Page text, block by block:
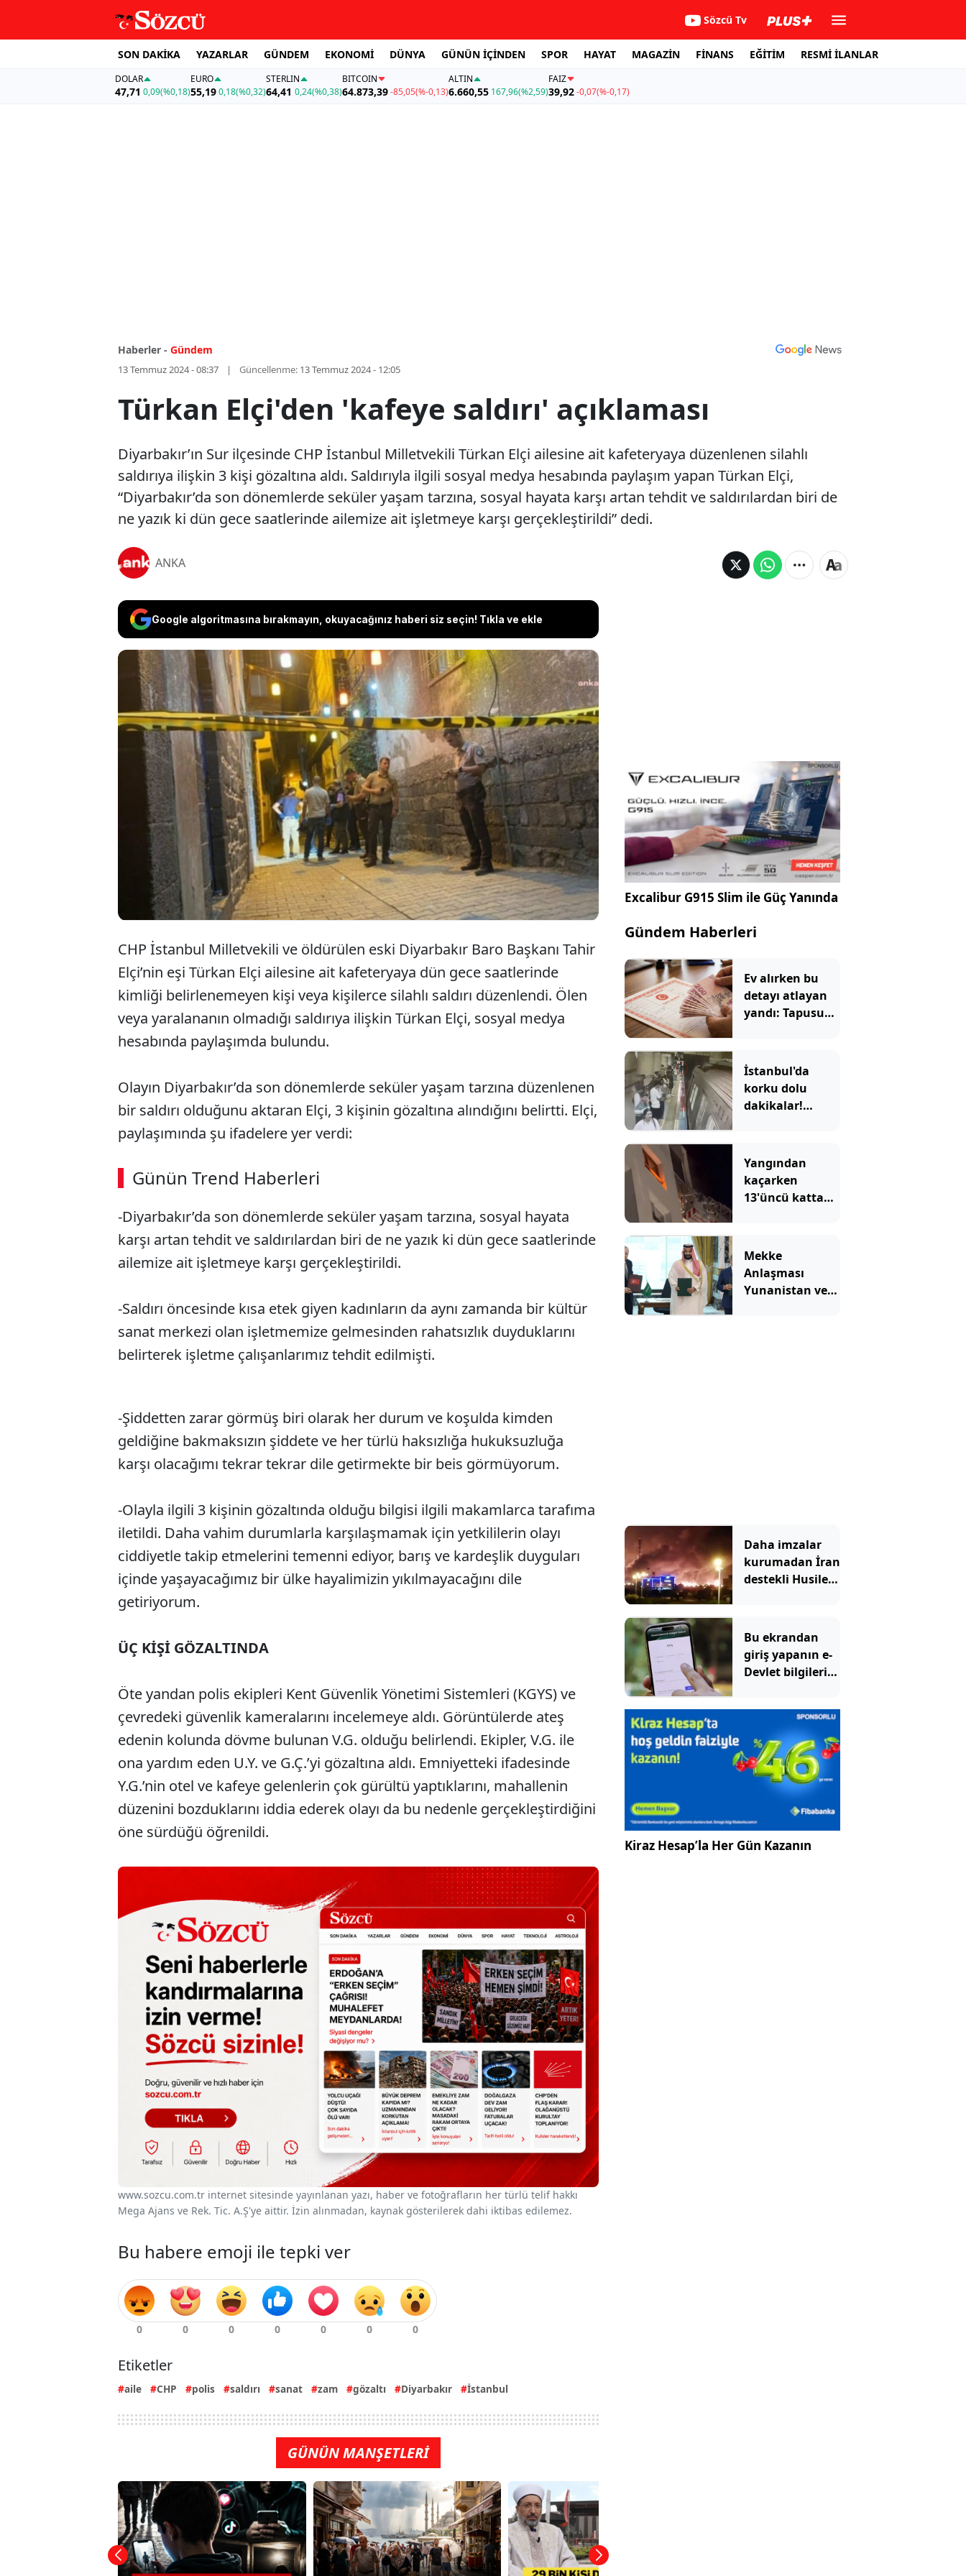
Sözcü Tv
SON DAKİKA YAZARLAR GÜNDEM EKONOMİ DÜNYA GÜNÜN İÇİNDEN SPOR HAYAT MAGAZİN FİNANS EĞİTİM RESMİ İLANLAR
DOLAR
47,71 0,09(%0,18)
EURO
55,19 0,18(%0,32)
STERLIN
64,41 0,24(%0,38)
BITCOIN
64.873,39-85,05(%-0,13)
ALTIN
6.660,55 167,96(%2,59)
FAİZ
39,92-0,07(%-0,17)
Haberler - Gündem
13 Temmuz 2024 - 08:37 Güncellenme: 13 Temmuz 2024 - 12:05
Türkan Elçi'den 'kafeye saldırı' açıklaması
Diyarbakır’ın Sur ilçesinde CHP İstanbul Milletvekili Türkan Elçi ailesine ait kafeteryaya düzenlenen silahlı
saldırıya ilişkin 3 kişi gözaltına aldı. Saldırıyla ilgili sosyal medya hesabında paylaşım yapan Türkan Elçi,
“Diyarbakır’da son dönemlerde seküler yaşam tarzına, sosyal hayata karşı artan tehdit ve saldırılardan biri de
ne yazık ki dün gece saatlerinde ailemize ait işletmeye karşı gerçekleştirildi” dedi.
ANKA
Google algoritmasına bırakmayın, okuyacağınız haberi siz seçin! Tıkla ve ekle
Diyarbakır’ın Sur ilçesinde CHP İstanbul Milletvekili Türkan Elçi ailesine
ait kafeteryaya düzenlenen silahlı saldırıya ilişkin 3 kişi gözaltına aldı.
Saldırıyla ilgili sosyal medya hesabında paylaşım yapan Türkan Elçi,
“Diyarbakır’da son dönemlerde seküler yaşam tarzına, sosyal hayata
karşı artan tehdit ve saldırılardan biri de ne yazık ki dün gece
saatlerinde ailemize ait işletmeye karşı gerçekleştirildi” dedi.
CHP İstanbul Milletvekili ve öldürülen eski Diyarbakır Baro Başkanı Tahir
Elçi’nin eşi Türkan Elçi ailesine ait kafeteryaya dün gece saatlerinde
kimliği belirlenemeyen kişi veya kişilerce silahlı saldırı düzenlendi. Ölen
veya yaralananın olmadığı saldırıya ilişkin Türkan Elçi, sosyal medya
hesabında paylaşımda bulundu.
Olayın Diyarbakır’da son dönemlerde seküler yaşam tarzına düzenlenen
bir saldırı olduğunu aktaran Elçi, 3 kişinin gözaltına alındığını belirtti. Elçi,
paylaşımında şu ifadelere yer verdi:
Günün Trend Haberleri
-Diyarbakır’da son dönemlerde seküler yaşam tarzına, sosyal hayata
karşı artan tehdit ve saldırılardan biri de ne yazık ki dün gece saatlerinde
ailemize ait işletmeye karşı gerçekleştirildi.
-Saldırı öncesinde kısa etek giyen kadınların da aynı zamanda bir kültür
sanat merkezi olan işletmemize gelmesinden rahatsızlık duyduklarını
belirterek işletme çalışanlarımız tehdit edilmişti.
-Şiddetten zarar görmüş biri olarak her durum ve koşulda kimden
geldiğine bakmaksızın şiddete ve her türlü haksızlığa hukuksuzluğa
karşı olacağımı tekrar tekrar dile getirmekte bir beis görmüyorum.
-Olayla ilgili 3 kişinin gözaltında olduğu bilgisi ilgili makamlarca tarafıma
iletildi. Daha vahim durumlarla karşılaşmamak için yetkililerin olayı
ciddiyetle takip etmelerini temenni ediyor, barış ve kardeşlik duyguları
içinde yaşayacağımız bir ülke hayalimizin yıkılmayacağını dile
getiriyorum.
ÜÇ KİŞİ GÖZALTINDA
Öte yandan polis ekipleri Kent Güvenlik Yönetimi Sistemleri (KGYS) ve
çevredeki güvenlik kameralarını incelemeye aldı. Görüntülerde ateş
edenin kolunda dövme bulunan V.G. olduğu belirlendi. Ekipler, V.G. ile
ona yardım eden U.Y. ve G.Ç.’yi gözaltına aldı. Emniyetteki ifadesinde
Y.G.’nin otel ve kafeye gelenlerin çok gürültü yaptıklarını, mahallenin
düzenini bozduklarını iddia ederek olayı da bu nedenle gerçekleştirdiğini
öne sürdüğü öğrenildi.
www.sozcu.com.tr internet sitesinde yayınlanan yazı, haber ve fotoğrafların her türlü telif hakkı
Mega Ajans ve Rek. Tic. A.Ş'ye aittir. İzin alınmadan, kaynak gösterilerek dahi iktibas edilemez.
Bu habere emoji ile tepki ver
Etiketler
aile CHP polis saldırı sanat zam gözaltı Diyarbakır İstanbul
GÜNÜN MANŞETLERİ
Excalibur G915 Slim ile Güç Yanında
Gündem Haberleri
Ev alırken bu
detayı atlayan
yandı: Tapusunu
İstanbul'da
korku dolu
dakikalar!
düştüğü anlar
ortaya çıktı
Yangından
kaçarken
13'üncü kattan
Mekke
Anlaşması
Yunanistan ve
Daha imzalar
kurumadan İran
destekli Husiler,
vurdu
Bu ekrandan
giriş yapanın e-
Devlet bilgileri
Kiraz Hesap’la Her Gün Kazanın